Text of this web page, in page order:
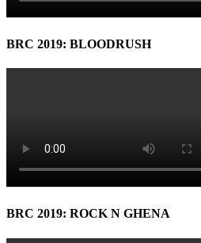
BRC 2019: BLOODRUSH
BRC 2019: ROCK N GHENA